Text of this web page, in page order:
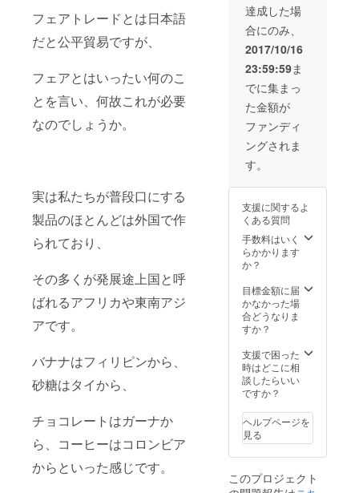
フェアトレードとは日本語
だと公平貿易ですが、
フェアとはいったい何のこ
とを言い、何故これが必要
なのでしょうか。
実は私たちが普段口にする
製品のほとんどは外国で作
られており、
その多くが発展途上国と呼
ばれるアフリカや東南アジ
アです。
バナナはフィリピンから、
砂糖はタイから、
チョコレートはガーナか
ら、コーヒーはコロンビア
からといった感じです。
達成した場
合にのみ、
2017/10/16
23:59:59ま
でに集まっ
た金額が
ファンディ
ングされま
す。
支援に関するよ
くある質問
手数料はいく
らかかります
か？
目標金額に届
かなかった場
合どうなりま
すか？
支援で困った
時はどこに相
談したらいい
ですか？
ヘルプページを
見る
このプロジェクト